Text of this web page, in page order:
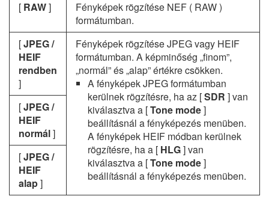
[ RAW]
Fényképek rögzítése NEF ( RAW )
formátumban.
[JPEG /
HEIF
rendben
]
Fényképek rögzítése JPEG vagy HEIF
formátumban. A képminőség „finom”,
„normál” és „alap” értékre csökken.
A fényképek JPEG formátumban
kerülnek rögzítésre, ha az [SDR ] van
kiválasztva a [Tone mode]
beállításnál a fényképezés menüben.
A fényképek HEIF módban kerülnek
rögzítésre, ha a [ HLG] van
kiválasztva a [Tone mode]
beállításnál a fényképezés menüben.
[JPEG /
HEIF
normál]
[JPEG /
HEIF
alap]